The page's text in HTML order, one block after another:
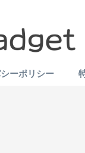
ーポリシー